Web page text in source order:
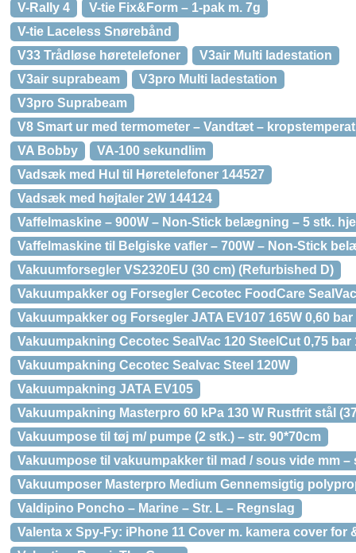
V-Rally 4
V-tie Fix&Form – 1-pak m. 7g
V-tie Laceless Snørebånd
V33 Trådløse høretelefoner
V3air Multi ladestation
V3air suprabeam
V3pro Multi ladestation
V3pro Suprabeam
V8 Smart ur med termometer – Vandtæt –
VA Bobby
VA-100 sekundlim
Vadsæk med Hul til Høretelefoner 144527
Vadsæk med højtaler 2W 144124
Vaffelmaskine – 900W – Non-Stick belægning – 5 stk.
Vaffelmaskine til Belgiske vafler – 700W – Non-Stick
Vakuumforsegler VS2320EU (30 cm) (Refurbished D)
Vakuumpakker og Forsegler Cecotec FoodCare
Vakuumpakker og Forsegler JATA EV107 165W 0,60
Vakuumpakning Cecotec SealVac 120 SteelCut 0,75 bar
Vakuumpakning Cecotec Sealvac Steel 120W
Vakuumpakning JATA EV105
Vakuumpakning Masterpro 60 kPa 130 W Rustfrit stål
Vakuumpose til tøj m/ pumpe (2 stk.) – str. 90*70cm
Vakuumpose til vakuumpakker til mad / sous vide mm –
Vakuumposer Masterpro Medium Gennemsigtig
Valdipino Poncho – Marine – Str. L – Regnslag
Valenta x Spy-Fy: iPhone 11 Cover m. kamera cover for